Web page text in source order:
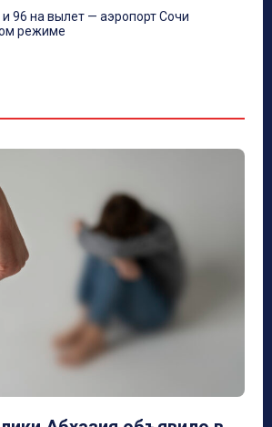
96 на вылет — аэропорт Сочи
режиме